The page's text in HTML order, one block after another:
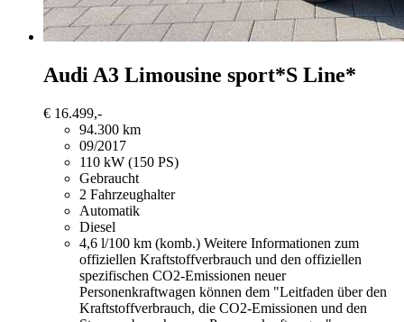
Audi A3 Limousine sport*S Line*
€ 16.499,-
94.300 km
09/2017
110 kW (150 PS)
Gebraucht
2 Fahrzeughalter
Automatik
Diesel
4,6 l/100 km (komb.) Weitere Informationen zum
offiziellen Kraftstoffverbrauch und den offiziellen
spezifischen CO2-Emissionen neuer
Personenkraftwagen können dem "Leitfaden über den
Kraftstoffverbrauch, die CO2-Emissionen und den